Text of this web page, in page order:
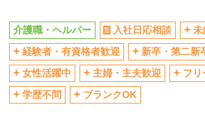
バイク通勤OK
自転車通
残業少なめ（月20h未満）
交通費支給
社会保険あり
産休・育
退職金・財形貯蓄制度あり
介護職・ヘルパー 入社日応相談
未
経験者・有資格者歓迎
新卒・第二新
女性活躍中
主婦・主夫歓迎
フリ
学歴不問
ブランクOK